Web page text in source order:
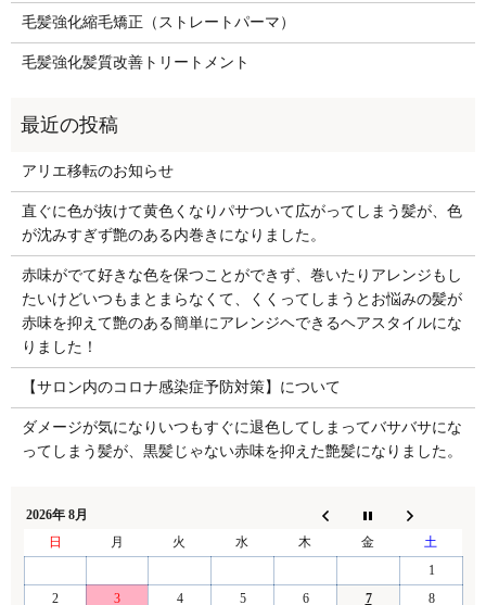
毛髪強化縮毛矯正（ストレートパーマ）
毛髪強化髪質改善トリートメント
アリエ移転のお知らせ
直ぐに色が抜けて黄色くなりパサついて広がってしまう髪が、色
が沈みすぎず艶のある内巻きになりました。
赤味がでて好きな色を保つことができず、巻いたりアレンジもし
たいけどいつもまとまらなくて、くくってしまうとお悩みの髪が
赤味を抑えて艶のある簡単にアレンジヘできるヘアスタイルにな
りました！
【サロン内のコロナ感染症予防対策】について
ダメージが気になりいつもすぐに退色してしまってバサバサにな
ってしまう髪が、黒髪じゃない赤味を抑えた艶髪になりました。
2026年 8月
日
月 火 水 木 金
土
1
2
3 4 5 6 7 8